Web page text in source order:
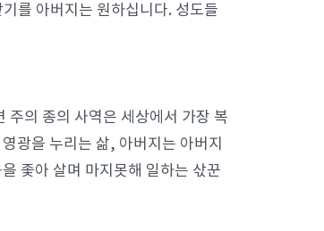
를 아버지는 원하십니다. 성도들
주의 종의 사역은 세상에서 가장 복
광을 누리는 삶, 아버지는 아버지
좇아 살며 마지못해 일하는 삯꾼